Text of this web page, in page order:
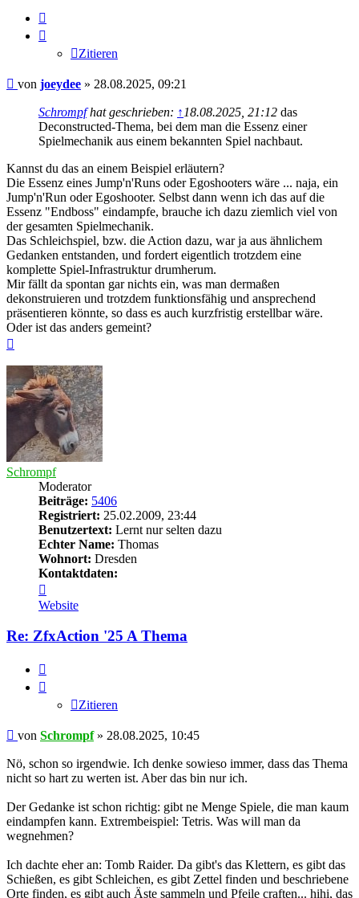
Zitieren
Beitrag
von joeydee » 28.08.2025, 09:21
Schrompfhat geschrieben: ↑ 18.08.2025, 21:12 das
Deconstructed-Thema, bei dem man die Essenz einer
Spielmechanik aus einem bekannten Spiel nachbaut.
Kannst du das an einem Beispiel erläutern?
Die Essenz eines Jump'n'Runs oder Egoshooters wäre ... naja, ein
Jump'n'Run oder Egoshooter. Selbst dann wenn ich das auf die
Essenz "Endboss" eindampfe, brauche ich dazu ziemlich viel von
der gesamten Spielmechanik.
Das Schleichspiel, bzw. die Action dazu, war ja aus ähnlichem
Gedanken entstanden, und fordert eigentlich trotzdem eine
komplette Spiel-Infrastruktur drumherum.
Mir fällt da spontan gar nichts ein, was man dermaßen
dekonstruieren und trotzdem funktionsfähig und ansprechend
präsentieren könnte, so dass es auch kurzfristig erstellbar wäre.
Oder ist das anders gemeint?
Schrompf
Moderator
Beiträge: 5406
Registriert: 25.02.2009, 23:44
Benutzertext: Lernt nur selten dazu
Echter Name: Thomas
Wohnort: Dresden
Kontaktdaten:
von
Schrompf
Website
Re: ZfxAction '25 A Thema
Zitieren
Beitrag
von Schrompf» 28.08.2025, 10:45
Nö, schon so irgendwie. Ich denke sowieso immer, dass das Thema
nicht so hart zu werten ist. Aber das bin nur ich.
Der Gedanke ist schon richtig: gibt ne Menge Spiele, die man kaum
eindampfen kann. Extrembeispiel: Tetris. Was will man da
wegnehmen?
Ich dachte eher an: Tomb Raider. Da gibt's das Klettern, es gibt das
Schießen, es gibt Schleichen, es gibt Zettel finden und beschriebene
Orte finden, es gibt auch Äste sammeln und Pfeile craften... hihi, das